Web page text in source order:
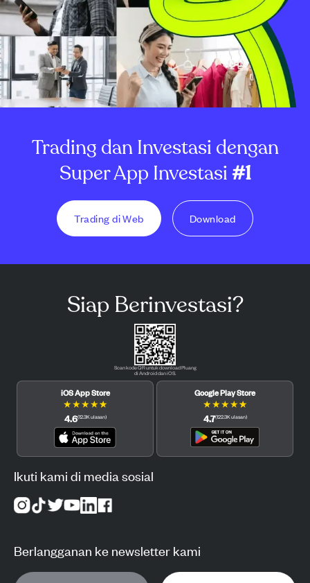
Trading dan Investasi dengan
Super App Investasi#1
Trading di Web Download
Siap Berinvestasi?
Scan kode QR untuk download Pluang
di Android dan iOS.
iOS App Store
★★★★★
4.6(12.3Kulasan)
Google Play Store
★★★★★
4.7(122.3Kulasan)
Ikuti kami di media sosial
Berlangganan ke newsletter kami